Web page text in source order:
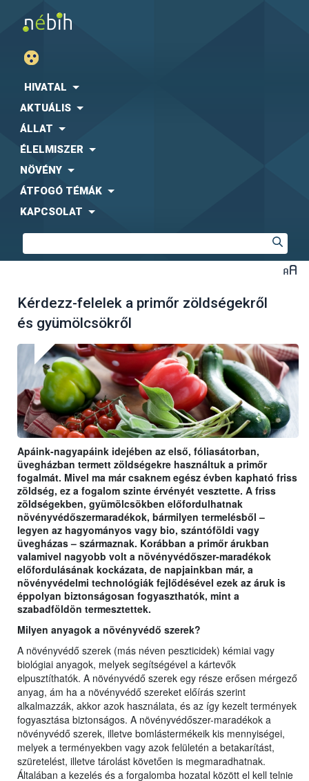
HIVATAL
AKTUÁLIS
ÁLLAT
ÉLELMISZER
NÖVÉNY
ÁTFOGÓ TÉMÁK
KAPCSOLAT
Kérdezz-felelek a primőr zöldségekről
és gyümölcsökről
Apáink-nagyapáink idejében az első, fóliasátorban,
üvegházban termett zöldségekre használtuk a primőr
fogalmát. Mivel ma már csaknem egész évben kapható friss
zöldség, ez a fogalom szinte érvényét vesztette. A friss
zöldségekben, gyümölcsökben előfordulhatnak
növényvédőszermaradékok, bármilyen termelésből –
legyen az hagyományos vagy bio, szántóföldi vagy
üvegházas – származnak. Korábban a primőr árukban
valamivel nagyobb volt a növényvédőszer-maradékok
előfordulásának kockázata, de napjainkban már, a
növényvédelmi technológiák fejlődésével ezek az áruk is
éppolyan biztonságosan fogyaszthatók, mint a
szabadföldön termesztettek.
Milyen anyagok a növényvédő szerek?
A növényvédő szerek (más néven peszticidek) kémiai vagy
biológiai anyagok, melyek segítségével a kártevők
elpusztíthatók. A növényvédő szerek egy része erősen mérgező
anyag, ám ha a növényvédő szereket előírás szerint
alkalmazzák, akkor azok használata, és az így kezelt termények
fogyasztása biztonságos. A növényvédőszer-maradékok a
növényvédő szerek, illetve bomlástermékeik kis mennyiségei,
melyek a terményekben vagy azok felületén a betakarítást,
szüretelést, illetve tárolást követően is megmaradhatnak.
Általában a kezelés és a forgalomba hozatal között el kell telnie